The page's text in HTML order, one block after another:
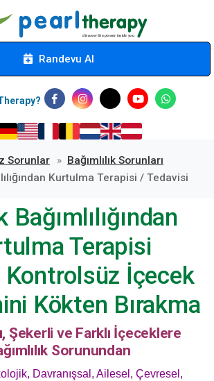
Randevu Al
Sorunlar
Bağımlılık Sorunları
Kurtulma Terapisi / Tedavisi
Bağımlılığından
Terapisi
Kontrolsüz İçecek
Kökten Bırakma
Şekerli ve Farklı İçeceklere
Sorunundan
Davranışsal, Ailesel, Çevresel,